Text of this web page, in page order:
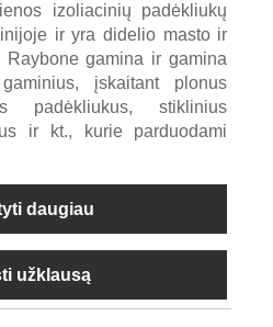
izoliacinių padėkliukų
ir yra didelio masto ir
Raybone gamina ir gamina
įskaitant plonus
padėkliukus, stiklinius
ir kt., kurie parduodami
daugiau
užklausą